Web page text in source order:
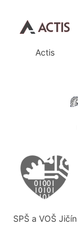
Actis
SPŠ a VOŠ Jičín